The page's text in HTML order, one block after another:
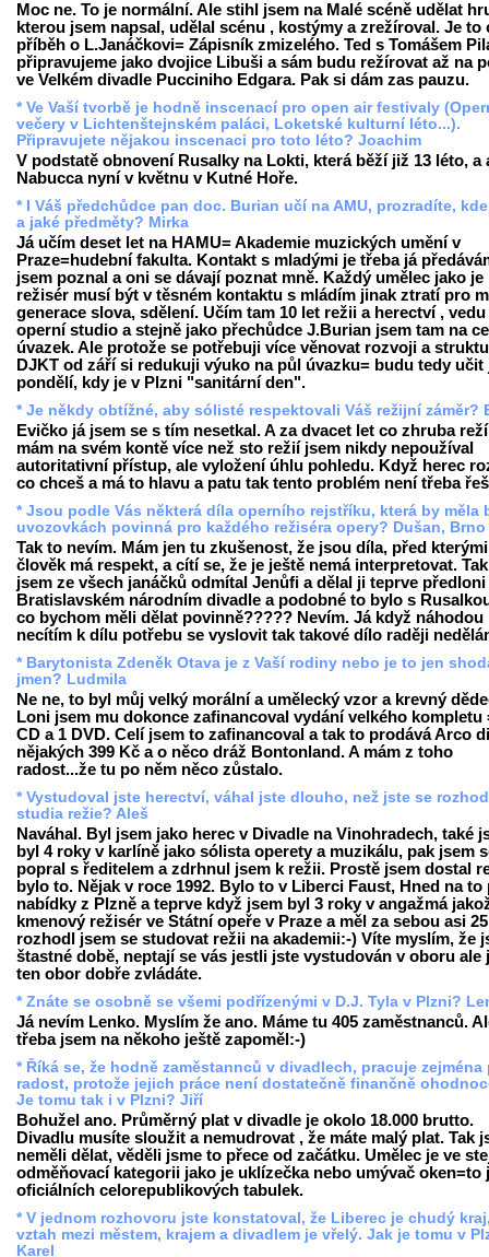
Moc ne. To je normální. Ale stihl jsem na Malé scéně udělat
kterou jsem napsal, udělal scénu , kostýmy a zrežíroval. Je to
příběh o L.Janáčkovi= Zápisník zmizelého. Ted s Tomášem
připravujeme jako dvojice Libuši a sám budu režírovat až na
ve Velkém divadle Pucciniho Edgara. Pak si dám zas pauzu.
* Ve Vaší tvorbě je hodně inscenací pro open air festivaly
večery v Lichtenštejnském paláci, Loketské kulturní léto...).
Připravujete nějakou inscenaci pro toto léto? Joachim
V podstatě obnovení Rusalky na Lokti, která běží již 13 léto, a
Nabucca nyní v květnu v Kutné Hoře.
* I Váš předchůdce pan doc. Burian učí na AMU, prozradíte,
a jaké předměty? Mirka
Já učím deset let na HAMU= Akademie muzických umění v
Praze=hudební fakulta. Kontakt s mladými je třeba já
jsem poznal a oni se dávají poznat mně. Každý umělec jako je
režisér musí být v těsném kontaktu s mládím jinak ztratí pro
generace slova, sdělení. Učím tam 10 let režii a herectví , vedu
operní studio a stejně jako přechůdce J.Burian jsem tam na
úvazek. Ale protože se potřebuji více věnovat rozvoji a
DJKT od září si redukuji výuko na půl úvazku= budu tedy učit
pondělí, kdy je v Plzni "sanitární den".
* Je někdy obtížné, aby sólisté respektovali Váš režijní záměr?
Evičko já jsem se s tím nesetkal. A za dvacet let co zhruba
mám na svém kontě více než sto režií jsem nikdy nepoužíval
autoritativní přístup, ale vyložení úhlu pohledu. Když herec
co chceš a má to hlavu a patu tak tento problém není třeba
* Jsou podle Vás některá díla operního rejstříku, která by měla
uvozovkách povinná pro každého režiséra opery? Dušan, Brno
Tak to nevím. Mám jen tu zkušenost, že jsou díla, před kterými
člověk má respekt, a cítí se, že je ještě nemá interpretovat.
jsem ze všech janáčků odmítal Jenůfi a dělal ji teprve předloni
Bratislavském národním divadle a podobné to bylo s
co bychom měli dělat povinně????? Nevím. Já když náhodou
necítím k dílu potřebu se vyslovit tak takové dílo raději
* Barytonista Zdeněk Otava je z Vaší rodiny nebo je to jen
jmen? Ludmila
Ne ne, to byl můj velký morální a umělecký vzor a krevný
Loni jsem mu dokonce zafinancoval vydání velkého kompletu
CD a 1 DVD. Celí jsem to zafinancoval a tak to prodává Arco
nějakých 399 Kč a o něco dráž Bontonland. A mám z toho
radost...že tu po něm něco zůstalo.
* Vystudoval jste herectví, váhal jste dlouho, než jste se
studia režie? Aleš
Naváhal. Byl jsem jako herec v Divadle na Vinohradech, také
byl 4 roky v karlíně jako sólista operety a muzikálu, pak jsem
popral s ředitelem a zdrhnul jsem k režii. Prostě jsem dostal
bylo to. Nějak v roce 1992. Bylo to v Liberci Faust, Hned na to
nabídky z Plzně a teprve když jsem byl 3 roky v angažmá
kmenový režisér ve Státní opeře v Praze a měl za sebou asi
rozhodl jsem se studovat režii na akademii:-) Víte myslím, že
štastné době, neptají se vás jestli jste vystudován v oboru ale
ten obor dobře zvládáte.
* Znáte se osobně se všemi podřízenými v D.J. Tyla v Plzni?
Já nevím Lenko. Myslím že ano. Máme tu 405 zaměstnanců.
třeba jsem na někoho ještě zapoměl:-)
* Říká se, že hodně zaměstannců v divadlech, pracuje zejména
radost, protože jejich práce není dostatečně finančně
Je tomu tak i v Plzni? Jiří
Bohužel ano. Průměrný plat v divadle je okolo 18.000 brutto.
Divadlu musíte sloužit a nemudrovat , že máte malý plat. Tak
neměli dělat, věděli jsme to přece od začátku. Umělec je ve
odměňovací kategorii jako je uklízečka nebo umývač oken=to
oficiálních celorepublikových tabulek.
* V jednom rozhovoru jste konstatoval, že Liberec je chudý
vztah mezi městem, krajem a divadlem je vřelý. Jak je tomu v
Karel